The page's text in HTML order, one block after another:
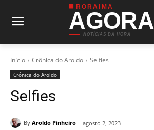
RORAIMA
AGORA
NOTÍCIAS DA HORA
Início Crônica do Aroldo Selfies
Crônica do Aroldo
Selfies
By Aroldo Pinheiro agosto 2, 2023